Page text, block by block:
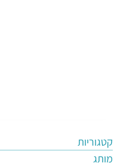
קטגוריות
מותג